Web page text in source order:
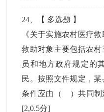
24 、【 多选题 】
《关于实施农村医疗
救助对象主要包括农
员和地方政府规定的
民。按照文件规定，
条件应由（ ）共同制
[2,0.5分]